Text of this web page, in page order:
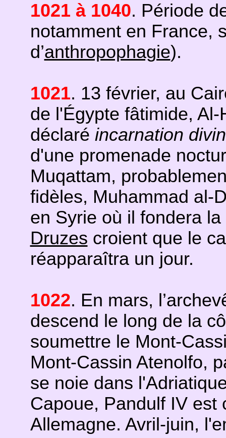
1021 à 1040. Période
notamment en France,
d’anthropophagie).
1021. 13 février, au
de l'Égypte fâtimide,
déclaré incarnation
d'une promenade
Muqattam,
fidèles, Muhammad al-
en Syrie où il fondera
Druzes croient que le
réapparaîtra un jour.
1022. En mars,
descend le long de la
soumettre le Mont-
Mont-Cassin Atenolfo,
se noie dans
Capoue, Pandulf IV est
Allemagne. Avril-juin,